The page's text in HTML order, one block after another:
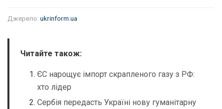
Джерело: ukrinform.ua
Читайте також:
ЄС нарощує імпорт скрапленого газу з РФ:
хто лідер
Сербія передасть Україні нову гуманітарну